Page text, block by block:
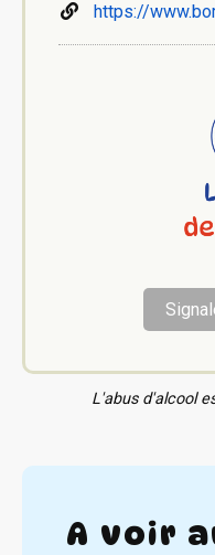
https://
L'abus d'alcool
A voir